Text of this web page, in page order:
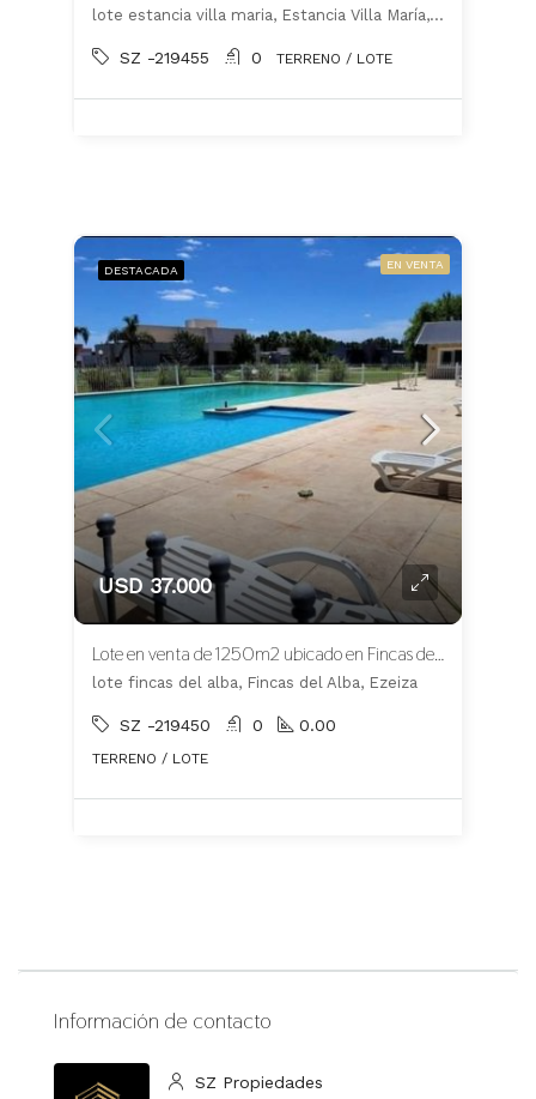
lote estancia villa maria, Estancia Villa María, Ezeiza
SZ -219455 0 TERRENO / LOTE
DESTACADA EN VENTA
USD 37.000
Lote en venta de 1250m2 ubicado en Fincas del Alba
lote fincas del alba, Fincas del Alba, Ezeiza
SZ -219450 0 0.00
TERRENO / LOTE
Información de contacto
SZ Propiedades